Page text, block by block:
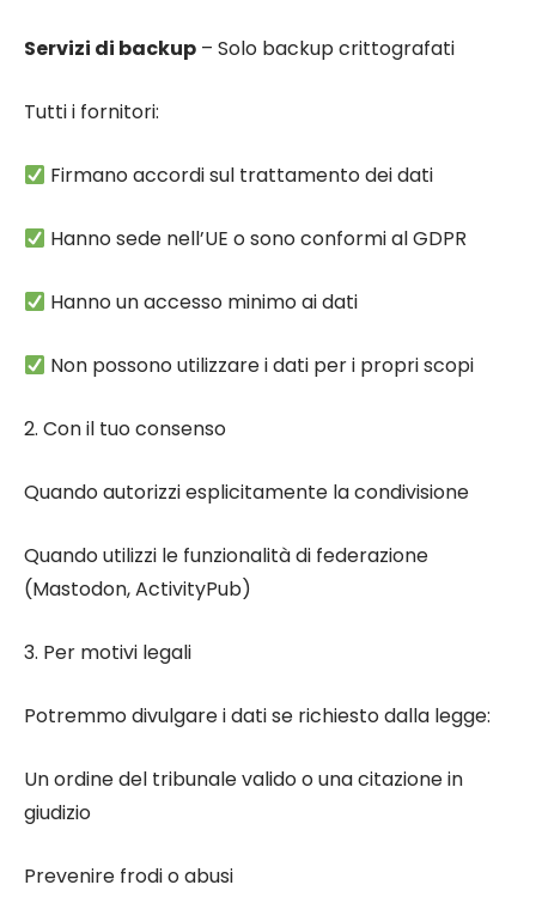
Servizi di backup – Solo backup crittografati
Tutti i fornitori:
Firmano accordi sul trattamento dei dati
Hanno sede nell’UE o sono conformi al GDPR
Hanno un accesso minimo ai dati
Non possono utilizzare i dati per i propri scopi
2. Con il tuo consenso
Quando autorizzi esplicitamente la condivisione
Quando utilizzi le funzionalità di federazione
(Mastodon, ActivityPub)
3. Per motivi legali
Potremmo divulgare i dati se richiesto dalla legge:
Un ordine del tribunale valido o una citazione in
giudizio
Prevenire frodi o abusi